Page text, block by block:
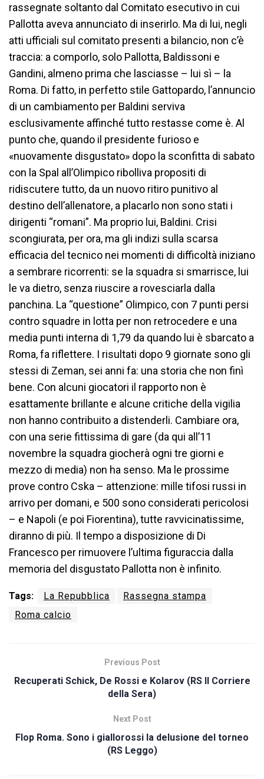
rassegnate soltanto dal Comitato esecutivo in cui
Pallotta aveva annunciato di inserirlo. Ma di lui, negli
atti ufficiali sul comitato presenti a bilancio, non c’è
traccia: a comporlo, solo Pallotta, Baldissoni e
Gandini, almeno prima che lasciasse – lui sì – la
Roma. Di fatto, in perfetto stile Gattopardo, l’annuncio
di un cambiamento per Baldini serviva
esclusivamente affinché tutto restasse come è. Al
punto che, quando il presidente furioso e
«nuovamente disgustato» dopo la sconfitta di sabato
con la Spal all’Olimpico ribolliva propositi di
ridiscutere tutto, da un nuovo ritiro punitivo al
destino dell’allenatore, a placarlo non sono stati i
dirigenti “romani”. Ma proprio lui, Baldini. Crisi
scongiurata, per ora, ma gli indizi sulla scarsa
efficacia del tecnico nei momenti di difficoltà iniziano
a sembrare ricorrenti: se la squadra si smarrisce, lui
le va dietro, senza riuscire a rovesciarla dalla
panchina. La “questione” Olimpico, con 7 punti persi
contro squadre in lotta per non retrocedere e una
media punti interna di 1,79 da quando lui è sbarcato a
Roma, fa riflettere. I risultati dopo 9 giornate sono gli
stessi di Zeman, sei anni fa: una storia che non finì
bene. Con alcuni giocatori il rapporto non è
esattamente brillante e alcune critiche della vigilia
non hanno contribuito a distenderli. Cambiare ora,
con una serie fittissima di gare (da qui all’11
novembre la squadra giocherà ogni tre giorni e
mezzo di media) non ha senso. Ma le prossime
prove contro Cska – attenzione: mille tifosi russi in
arrivo per domani, e 500 sono considerati pericolosi
– e Napoli (e poi Fiorentina), tutte ravvicinatissime,
diranno di più. Il tempo a disposizione di Di
Francesco per rimuovere l’ultima figuraccia dalla
memoria del disgustato Pallotta non è infinito.
Tags: La Repubblica
Rassegna stampa
Roma calcio
Previous Post
Recuperati Schick, De Rossi e Kolarov (RS Il Corriere
della Sera)
Next Post
Flop Roma. Sono i giallorossi la delusione del torneo
(RS Leggo)